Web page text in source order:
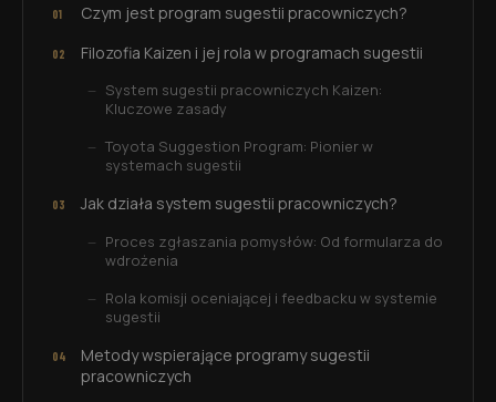
Czym jest program sugestii pracowniczych?
Filozofia Kaizen i jej rola w programach sugestii
System sugestii pracowniczych Kaizen:
Kluczowe zasady
Toyota Suggestion Program: Pionier w
systemach sugestii
Jak działa system sugestii pracowniczych?
Proces zgłaszania pomysłów: Od formularza do
wdrożenia
Rola komisji oceniającej i feedbacku w systemie
sugestii
Metody wspierające programy sugestii
pracowniczych